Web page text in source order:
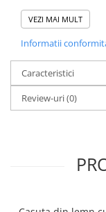
Calendare
Tablouri
Rame Foto
Pusculite
Brichete
Orare Personalizate
Jucarii din lemn
Fiecare glob este
cadourilor de
aproape de cei
sau pur si simplu o
VEZI MAI MULT
Informatii
Caracteristici
Review-uri(0)